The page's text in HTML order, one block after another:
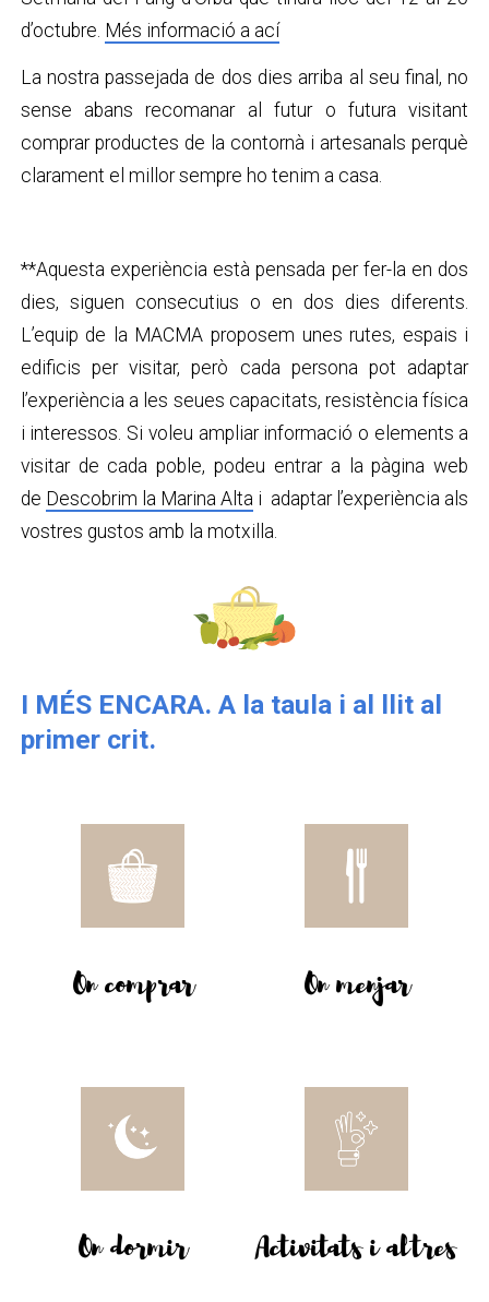
d’octubre. Més informació a ací
La nostra passejada de dos dies arriba al seu final, no
sense abans recomanar al futur o futura visitant
comprar productes de la contornà i artesanals perquè
clarament el millor sempre ho tenim a casa.
**Aquesta experiència està pensada per fer-la en dos
dies, siguen consecutius o en dos dies diferents.
L’equip de la MACMA proposem unes rutes, espais i
edificis per visitar, però cada persona pot adaptar
l’experiència a les seues capacitats, resistència física
i interessos. Si voleu ampliar informació o elements a
visitar de cada poble, podeu entrar a la pàgina web
de Descobrim la Marina Alta i adaptar l’experiència als
vostres gustos amb la motxilla.
I MÉS ENCARA. A la taula i al llit al
primer crit.
On comprar On menjar
On dormir Activitats i altres